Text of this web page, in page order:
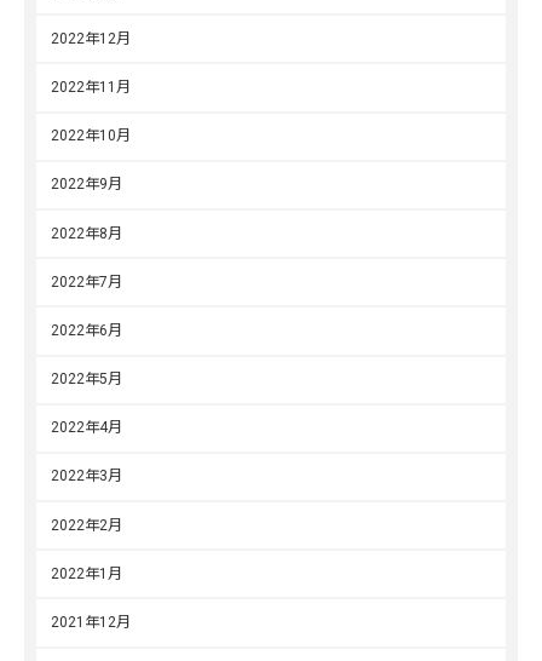
2022年12月
2022年11月
2022年10月
2022年9月
2022年8月
2022年7月
2022年6月
2022年5月
2022年4月
2022年3月
2022年2月
2022年1月
2021年12月